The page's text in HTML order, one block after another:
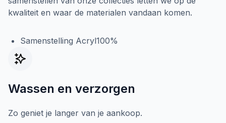
kwaliteit en waar de materialen vandaan komen.
Samenstelling Acryl100%
Wassen en verzorgen
Zo geniet je langer van je aankoop.